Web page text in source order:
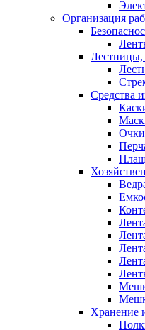
Организация
Лестницы,
Средства
Хранение